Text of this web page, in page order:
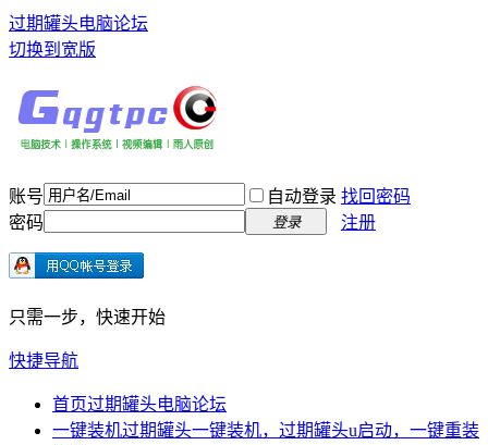
过期罐头电脑论坛
切换到宽版
账号 自动登录 找回密码
密码
登录 注册
只需一步，快速开始
快捷导航
首页过期罐头电脑论坛
一键装机过期罐头一键装机，过期罐头u启动，一键重装